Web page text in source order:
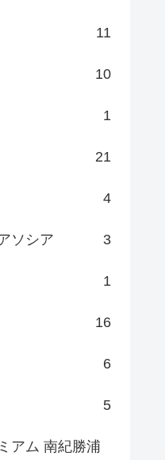
11
10
1
21
4
ソシア 3
1
16
6
5
アム 南紀勝浦